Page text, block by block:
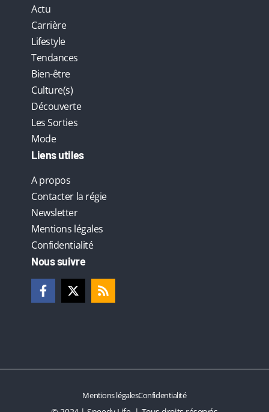
Actu
Carrière
Lifestyle
Tendances
Bien-être
Culture(s)
Découverte
Les Sorties
Mode
Liens utiles
A propos
Contacter la régie
Newsletter
Mentions légales
Confidentialité
Nous suivre
Mentions légalesConfidentialité